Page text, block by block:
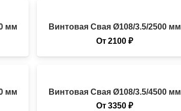
мм
Винтовая Свая Ø108/3.5/2500 мм
От2100₽
мм
Винтовая Свая Ø108/3.5/4500 мм
От3350₽